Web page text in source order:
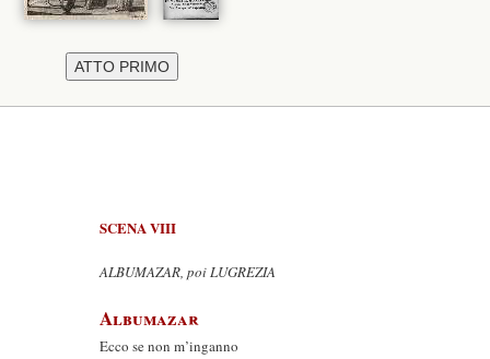
SCENA VIII
ALBUMAZAR, poi LUGREZIA
Albumazar
Ecco se non m’inganno